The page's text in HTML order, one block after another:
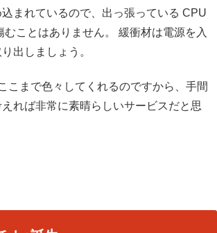
まれているので、出っ張っている CPU
むことはありません。 緩衝材は電源を入
出しましょう。
こまで色々してくれるのですから、手間
れば非常に素晴らしいサービスだと思